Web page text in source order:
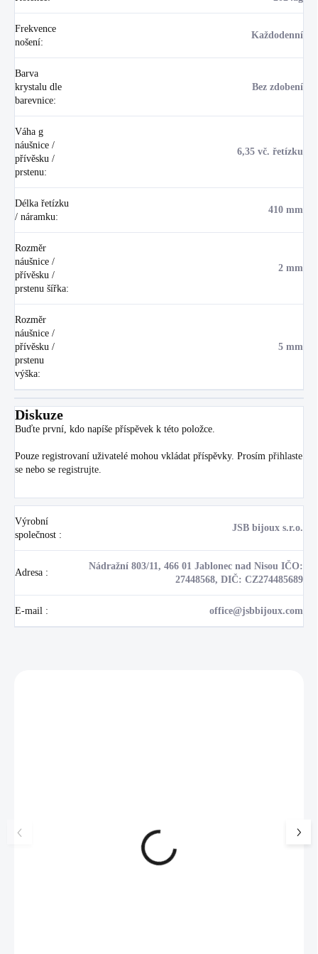
Frekvence
nošení:
Každodenní
Barva
krystalu dle
barevnice:
Bez zdobení
Váha g
náušnice /
přívěsku /
prstenu:
6,35 vč. řetízku
Délka řetízku
/ náramku:
410 mm
Rozměr
náušnice /
přívěsku /
prstenu šířka:
2 mm
Rozměr
náušnice /
přívěsku /
prstenu
výška:
5 mm
Diskuze
Buďte první, kdo napíše příspěvek k této položce.
Pouze registrovaní uživatelé mohou vkládat příspěvky. Prosím přihlaste
se nebo se registrujte
Výrobní
společnost :
JSB bijoux s.r.o.
Adresa :
Nádražní 803/11, 466 01 Jablonec nad Nisou IČO:
27448568, DIČ: CZ274485689
E-mail : office@jsbbijoux.com